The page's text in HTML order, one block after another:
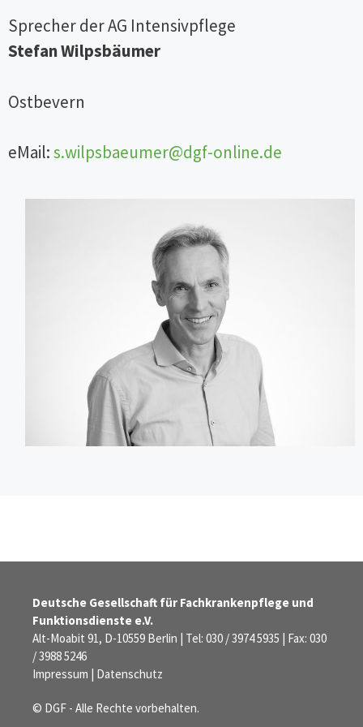
Sprecher der AG Intensivpflege
Stefan Wilpsbäumer
Ostbevern
eMail:s.wilpsbaeumer@dgf-online.de
Deutsche Gesellschaft für Fachkrankenpflege und
Funktionsdienste e.V.
Alt-Moabit 91, D-10559 Berlin | Tel: 030 / 3974 5935 | Fax: 030
/ 3988 5246
Impressum | Datenschutz
© DGF - Alle Rechte vorbehalten.